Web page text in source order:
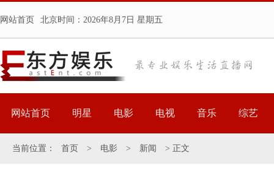
网站首页 北京时间： 2026年8月7日 星期五
网站首页 明星 电影 电视 音乐 综艺
当前位置： 首页 > 电影 > 新闻 > 正文